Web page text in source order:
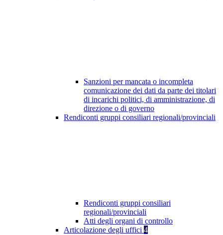
Sanzioni per mancata o incompleta
comunicazione dei dati da parte dei titolari
di incarichi politici, di amministrazione, di
direzione o di governo
Rendiconti gruppi consiliari regionali/provinciali
Rendiconti gruppi consiliari
regionali/provinciali
Atti degli organi di controllo
Articolazione degli uffici 4